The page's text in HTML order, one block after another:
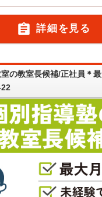
 詳細を見る
室の教室長候補/正社員＊